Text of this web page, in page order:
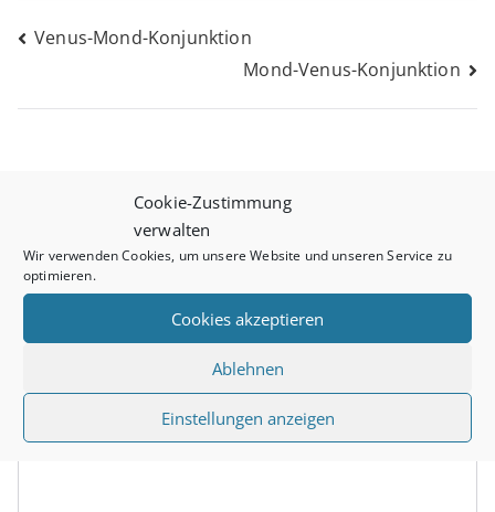
Cookie-Zustimmung
verwalten
Wir verwenden Cookies, um unsere Website und unseren Service zu
optimieren.
Cookies akzeptieren
Ablehnen
Einstellungen anzeigen
Beitragsnavigation
Venus-Mond-Konjunktion
Mond-Venus-Konjunktion
Schreibe einen
Kommentar
Deine E-Mail-Adresse wird nicht veröffentlicht.
Erforderliche Felder sind mit*markiert
Kommentar*